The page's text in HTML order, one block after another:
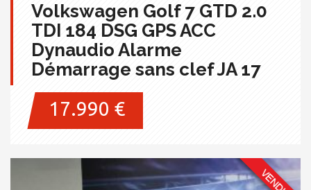
Volkswagen Golf 7 GTD 2.0
TDI 184 DSG GPS ACC
Dynaudio Alarme
Démarrage sans clef JA 17
17.990 €